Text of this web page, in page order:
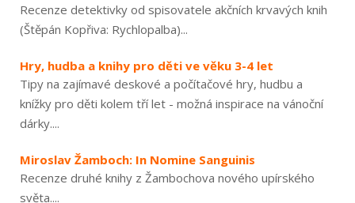
Recenze detektivky od spisovatele akčních krvavých knih
(Štěpán Kopřiva: Rychlopalba)...
Hry, hudba a knihy pro děti ve věku 3-4 let
Tipy na zajímavé deskové a počítačové hry, hudbu a
knížky pro děti kolem tří let - možná inspirace na vánoční
dárky....
Miroslav Žamboch: In Nomine Sanguinis
Recenze druhé knihy z Žambochova nového upírského
světa....